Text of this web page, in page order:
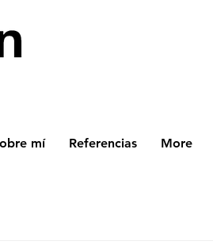
mí Referencias More